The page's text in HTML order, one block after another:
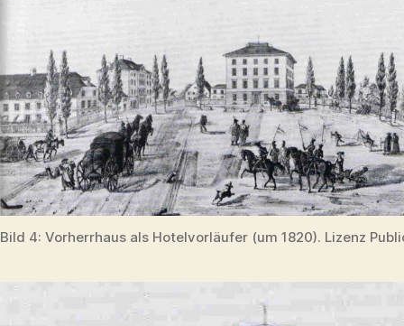
Bild 4: Vorherrhaus als Hotelvorläufer (um 1820). Lizenz